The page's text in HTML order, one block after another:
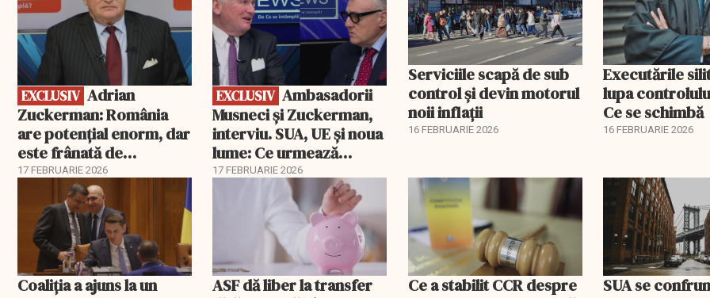
EXCLUSIV
Zuckerman: România
are potențial enorm, dar
este frânată de
corupție, companii de
stat și influența
propagandei ruse
17 FEBRUARIE 2026
EXCLUSIV Ambasadorii
Musneci și Zuckerman,
interviu. SUA, UE și noua
lume: Ce urmează
pentru România
17 FEBRUARIE 2026
Serviciile scapă de sub
control și devin motorul
noii inflații
16 FEBRUARIE 2026
Executările
lupa
Ce se schimbă
16 FEBRUARIE 2026
Coaliția a ajuns la un
ASF dă liber la transfer
Ce a stabilit CCR despre
SUA se